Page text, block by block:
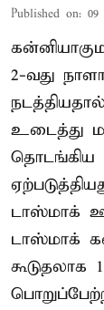
Published on: 09
2-வது
உடைத்து
தொடங்கிய
டாஸ்மாக்
டாஸ்மாக்
கூடுதலாக